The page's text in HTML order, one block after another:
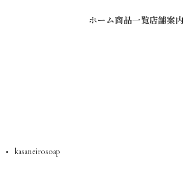
ホーム商品一覧店舗案内
kasaneirosoap